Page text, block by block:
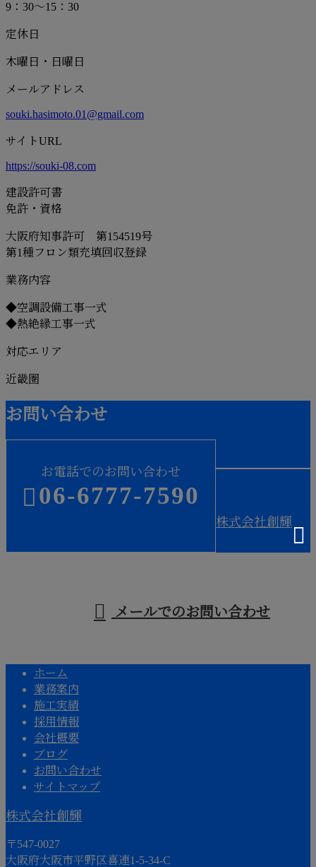
9：30～15：30
定休日
木曜日・日曜日
メールアドレス
souki.hasimoto.01@gmail.com
サイトURL
https://souki-08.com
建設許可書
免許・資格
大阪府知事許可 第154519号
第1種フロン類充填回収登録
業務内容
◆空調設備工事一式
◆熱絶縁工事一式
対応エリア
近畿圏
お問い合わせ
お電話でのお問い合わせ
06-6777-7590
メールでのお問い合わせ
株式会社創輝
ホーム
業務案内
施工実績
採用情報
会社概要
ブログ
お問い合わせ
サイトマップ
株式会社創輝
〒547-0027
大阪府大阪市平野区喜連1-5-34-C